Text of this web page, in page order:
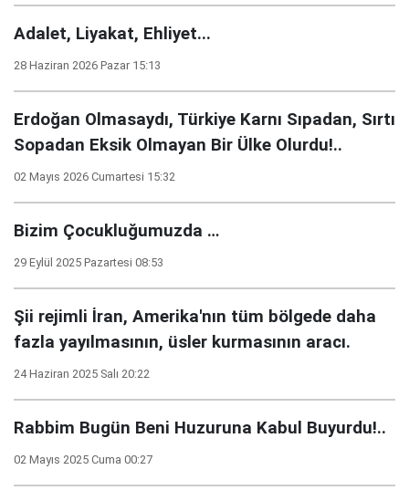
Adalet, Liyakat, Ehliyet...
28 Haziran 2026 Pazar 15:13
Erdoğan Olmasaydı, Türkiye Karnı Sıpadan, Sırtı
Sopadan Eksik Olmayan Bir Ülke Olurdu!..
02 Mayıs 2026 Cumartesi 15:32
Bizim Çocukluğumuzda …
29 Eylül 2025 Pazartesi 08:53
Şii rejimli İran, Amerika'nın tüm bölgede daha
fazla yayılmasının, üsler kurmasının aracı.
24 Haziran 2025 Salı 20:22
Rabbim Bugün Beni Huzuruna Kabul Buyurdu!..
02 Mayıs 2025 Cuma 00:27